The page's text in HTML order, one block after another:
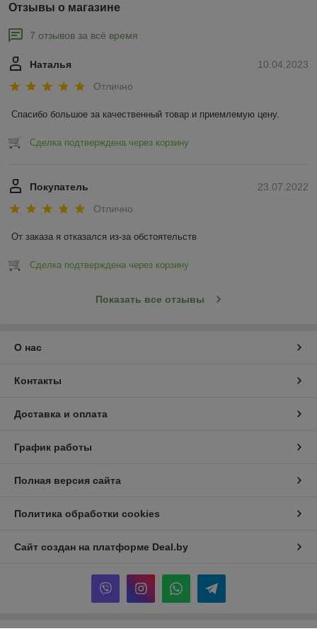
Отзывы о магазине
7 отзывов за всё время
10.04.2023
Наталья
Отлично
Спасибо большое за качественный товар и приемлемую цену.
Сделка подтверждена через корзину
23.07.2022
Покупатель
Отлично
От заказа я отказался из-за обстоятельств
Сделка подтверждена через корзину
Показать все отзывы
О нас
Контакты
Доставка и оплата
График работы
Полная версия сайта
Политика обработки cookies
Сайт создан на платформе Deal.by